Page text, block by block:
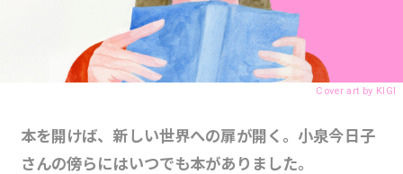
Cover art by KIGI
本を開けば、新しい世界への扉が開く。小泉今日子
さんの傍らにはいつでも本がありました。